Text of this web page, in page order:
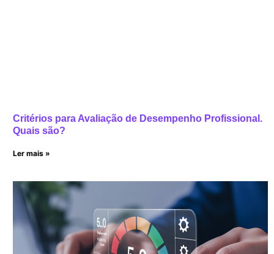
Critérios para Avaliação de Desempenho Profissional.
Quais são?
Ler mais »